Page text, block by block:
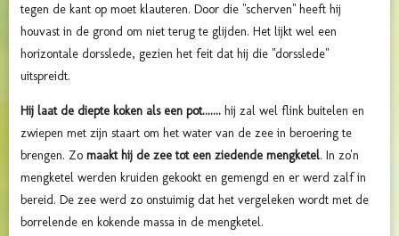
tegen de kant op moet klauteren. Door die "scherven" heeft hij
houvast in de grond om niet terug te glijden. Het lijkt wel een
horizontale dorsslede, gezien het feit dat hij die "dorsslede"
uitspreidt.
Hij laat de diepte koken als een pot....... hij zal wel flink buitelen en
zwiepen met zijn staart om het water van de zee in beroering te
brengen. Zo maakt hij de zee tot een ziedende mengketel. In zo'n
mengketel werden kruiden gekookt en gemengd en er werd zalf in
bereid. De zee werd zo onstuimig dat het vergeleken wordt met de
borrelende en kokende massa in de mengketel.